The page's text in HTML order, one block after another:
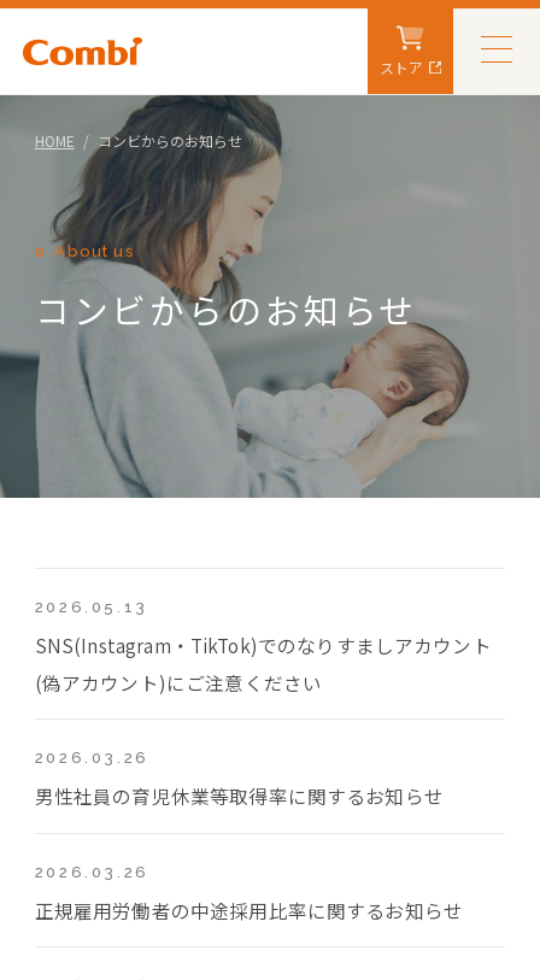
ストア
HOME コンビからのお知らせ
About us
コンビからのお知らせ
2026.05.13
SNS(Instagram・TikTok)でのなりすましアカウント
(偽アカウント)にご注意ください
2026.03.26
男性社員の育児休業等取得率に関するお知らせ
2026.03.26
正規雇用労働者の中途採用比率に関するお知らせ